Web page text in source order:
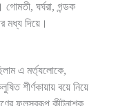
ঘর্ঘরা, গন্ডক
মধ্য দিয়ে।
এ মর্ত্যলোকে,
শীর্ণকায়ায় বয়ে নিয়ে